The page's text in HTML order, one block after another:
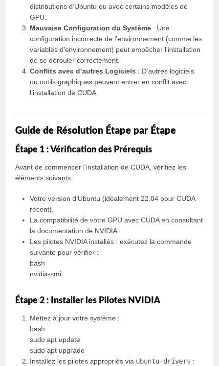
distributions d’Ubuntu ou avec certains modèles de
GPU.
Mauvaise Configuration du Système : Une
configuration incorrecte de l’environnement (comme les
variables d’environnement) peut empêcher l’installation
de se dérouler correctement.
Conflits avec d’autres Logiciels : D’autres logiciels
ou outils graphiques peuvent entrer en conflit avec
l’installation de CUDA.
Guide de Résolution Étape par Étape
Étape 1 : Vérification des Prérequis
Avant de commencer l’installation de CUDA, vérifiez les
éléments suivants :
Votre version d’Ubuntu (idéalement 22.04 pour CUDA
récent).
La compatibilité de votre GPU avec CUDA en consultant
la documentation de NVIDIA.
Les pilotes NVIDIA installés : exécutez la commande
suivante pour vérifier :
bash
nvidia-smi
Étape 2 : Installer les Pilotes NVIDIA
Mettez à jour votre système :
bash
sudo apt update
sudo apt upgrade
Installez les pilotes appropriés via ubuntu-drivers :